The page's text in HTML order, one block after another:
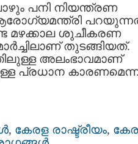
പനി നിയന്ത്രണ
മഴക്കാല ശുചീകരണ
തുടങ്ങിയത്.
അലംഭാവമാണ്
പ്രധാന
, കേരള രാഷ്ട്രീയം,